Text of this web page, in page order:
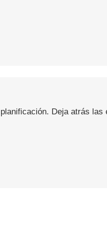
Deja atrás